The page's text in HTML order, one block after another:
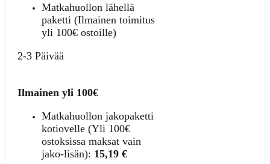
Matkahuollon lähellä
paketti (Ilmainen toimitus
yli 100€ ostoille)
2-3 Päivää
Ilmainen yli 100€
Matkahuollon jakopaketti
kotiovelle (Yli 100€
ostoksissa maksat vain
jako-lisän): 15,19 €